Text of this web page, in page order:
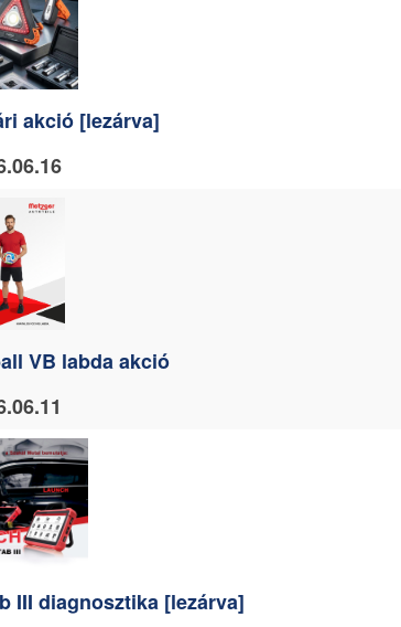
akció [lezárva]
VB labda akció
III diagnosztika [lezárva]